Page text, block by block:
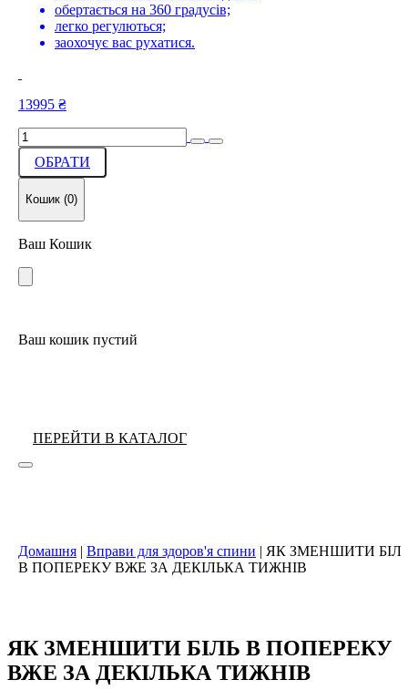
обертається на 360 градусів;
легко регулються;
заохочує вас рухатися.
13995 ₴
ОБРАТИ
Кошик (0)
Ваш Кошик
Ваш кошик пустий
ПЕРЕЙТИ В КАТАЛОГ
Домашня | Вправи для здоров'я спини | ЯК ЗМЕНШИТИ
В ПОПЕРЕКУ ВЖЕ ЗА ДЕКІЛЬКА ТИЖНІВ
ЯК ЗМЕНШИТИ БІЛЬ В ПОПЕРЕКУ
ВЖЕ ЗА ДЕКІЛЬКА ТИЖНІВ